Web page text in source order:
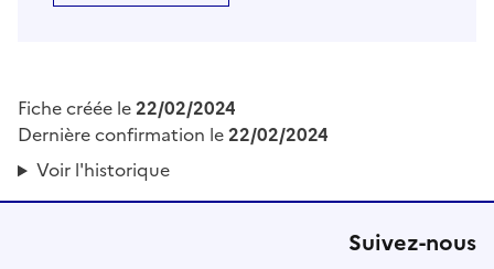
Fiche créée le22/02/2024
Dernière confirmation le22/02/2024
Voir l'historique
Suivez-nous